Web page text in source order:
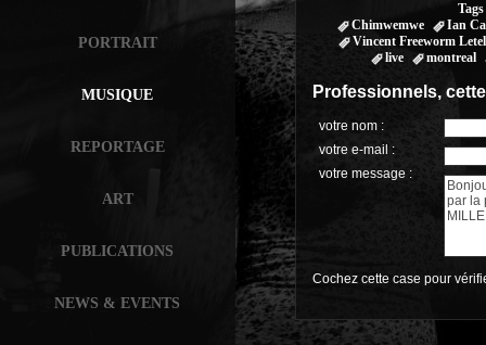
PORTRAIT
MUSIQUE
REPORTAGE
ART
PUBLICATIONS
NEWS & EVENTS
Chimwemwe
Ian
Vincent Freeworm
live
montreal
Professionnels,
votre nom :
votre e-mail :
votre message :
Cochez cette case pour